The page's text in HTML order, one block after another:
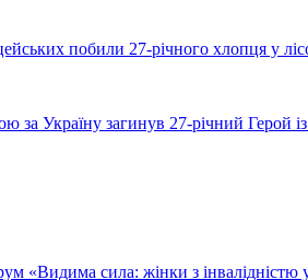
побили 27-річного хлопця у
за Україну загинув 27-річний Герой
«Видима сила: жінки з інвалідністю